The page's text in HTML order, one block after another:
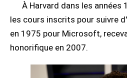
À Harvard dans les années
les cours inscrits pour suivre
en 1975 pour Microsoft,
honorifique en 2007.